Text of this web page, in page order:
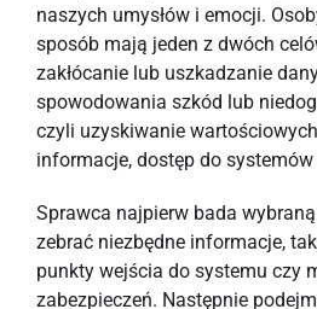
naszych umysłów i emocji.
sposób mają jeden z dwóch
zakłócanie lub uszkadzanie
spowodowania szkód lub
czyli uzyskiwanie
informacje, dostęp do
Sprawca najpierw bada
zebrać niezbędne informacje,
punkty wejścia do systemu czy
zabezpieczeń. Następnie